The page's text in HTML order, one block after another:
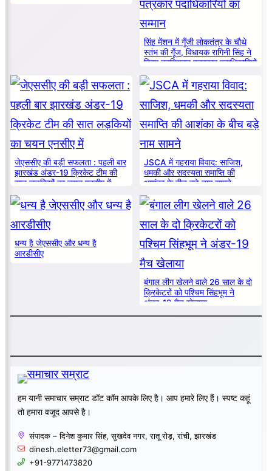
सिंह मेंशन में गूँजी लोकतंत्र के चौथे
स्तंभ की गूँज, विधायक रागिनी सिंह ने
किया नवनियुक्त पत्रकार पदाधिकारियों
का सम्मान
जेएससीए की बड़ी सफलता : पहली बार
झारखंड अंडर-19 क्रिकेट टीम की
सात लड़कियों का चयन एनसीए में
JSCA में गहराया विवाद: साजिश,
धमकी और सदस्यता समाप्ति की
आशंका के बीच बड़े नाम सामने
धन्य है जेएससीए और धन्य है
आरडीसीए
बंगाल लीग खेलने वाले 26 साल के दो
क्रिकेटरों को पश्चिम सिंहभूम ने
अंडर-19 मैच खेलाया
हम यानी समाचार सम्राट डॉट कॉम आपके लिए है। आप हमारे लिए हैं। स्पष्ट कहूं
तो हमारा वजूद आपसे है।
संपादक – दिनेश कुमार सिंह, सुखदेव नगर, रातू रोड़, रांची, झारखंड
dinesh.eletter73@gmail.com
+91-9771473820